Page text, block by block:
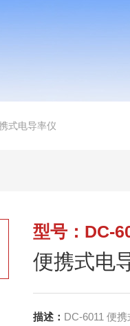
式电导率仪
型号：DC-
便携式电
描述： DC-6011 便